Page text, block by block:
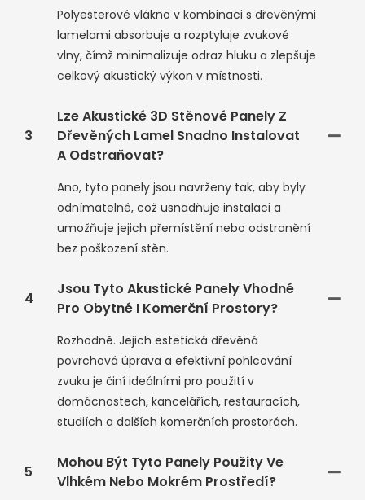
Polyesterové vlákno v kombinaci s dřevěnými
lamelami absorbuje a rozptyluje zvukové
vlny, čímž minimalizuje odraz hluku a zlepšuje
celkový akustický výkon v místnosti.
3
Lze Akustické 3D Stěnové Panely Z
Dřevěných Lamel Snadno Instalovat
A Odstraňovat?
Ano, tyto panely jsou navrženy tak, aby byly
odnímatelné, což usnadňuje instalaci a
umožňuje jejich přemístění nebo odstranění
bez poškození stěn.
4
Jsou Tyto Akustické Panely Vhodné
Pro Obytné I Komerční Prostory?
Rozhodně. Jejich estetická dřevěná
povrchová úprava a efektivní pohlcování
zvuku je činí ideálními pro použití v
domácnostech, kancelářích, restauracích,
studiích a dalších komerčních prostorách.
5
Mohou Být Tyto Panely Použity Ve
Vlhkém Nebo Mokrém Prostředí?